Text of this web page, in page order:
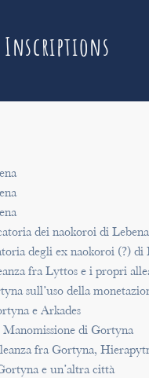
dei naokoroi di Lebena
degli ex naokoroi (?) di
fra Lyttos e i propri
sull’uso della
e Arkades
di Gortyna
fra Gortyna,
e un’altra città